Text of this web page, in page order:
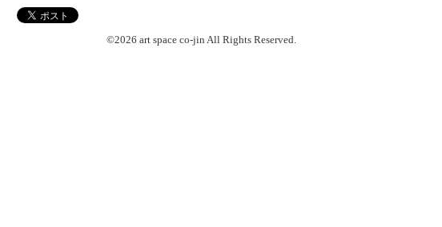
©2026 art space co-jin All Rights Reserved.